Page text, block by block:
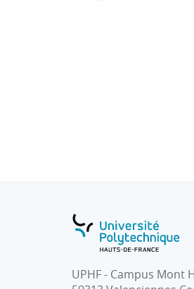
UPHF - Campus Mont